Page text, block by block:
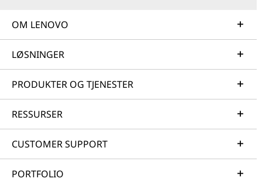
OM LENOVO
LØSNINGER
PRODUKTER OG TJENESTER
RESSURSER
CUSTOMER SUPPORT
PORTFOLIO